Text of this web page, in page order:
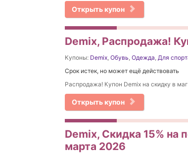
Открыть купон
Demix, Распродажа!
Купоны: Demix, Обувь, Одежда, Для
Срок истек, но может ещё действовать
Распродажа! Купон Demix на скидку в
Открыть купон
Demix, Скидка 15% на
марта 2026